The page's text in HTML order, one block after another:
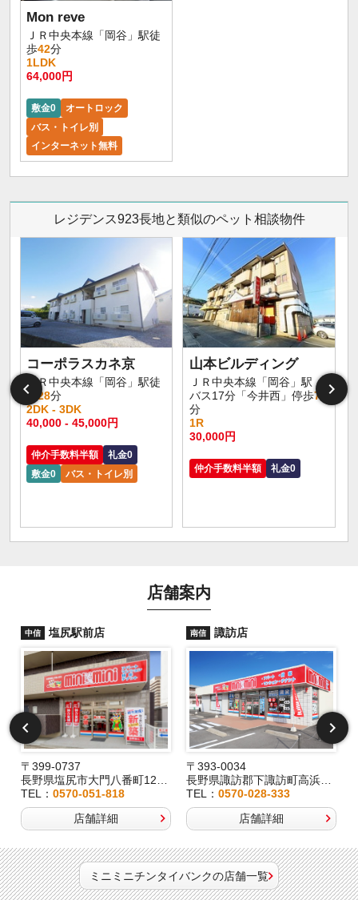
Mon reve
ＪＲ中央本線「岡谷」駅徒
歩42分
1LDK
64,000円
敷金0
オートロック
バス・トイレ別
インターネット無料
レジデンス923長地と類似のペット相談物件
コーポラスカネ京
ＪＲ中央本線「岡谷」駅徒
歩 28分
2DK - 3DK
40,000 - 45,000円
仲介手数料半額
礼金0
敷金0
バス・トイレ別
山本ビルディング
ＪＲ中央本線「岡谷」駅
バス17分「今井西」停歩7
分
1R
30,000円
仲介手数料半額 礼金0
店舗案内
中信 塩尻駅前店
〒399-0737
長野県塩尻市大門八番町12-29
TEL： 0570-051-818
店舗詳細
南信 諏訪店
〒393-0034
長野県諏訪郡下諏訪町高浜6191-3
TEL：0570-028-333
店舗詳細
ミニミニチンタイバンクの店舗一覧